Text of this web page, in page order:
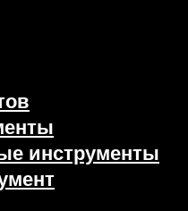
инструменты